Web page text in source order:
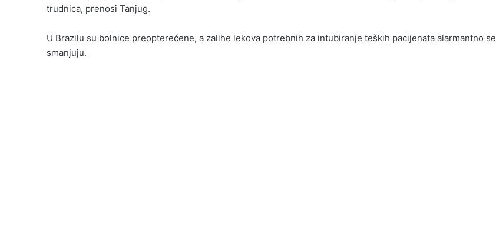
trudnica, prenosi Tanjug.
U Brazilu su bolnice preopterećene, a zalihe lekova potrebnih za intubiranje teških pacijenata alarmantno se
smanjuju.